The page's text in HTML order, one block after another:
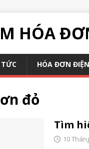
HÓA
HÓA ĐƠN
đỏ
Tìm
10